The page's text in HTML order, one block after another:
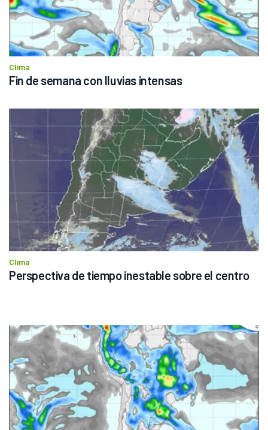
Clima
Fin de semana con lluvias intensas
Clima
Perspectiva de tiempo inestable sobre el centro